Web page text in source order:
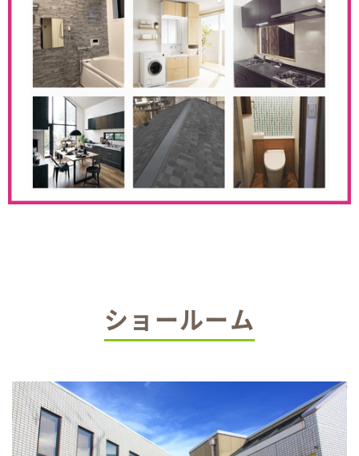
ショールーム